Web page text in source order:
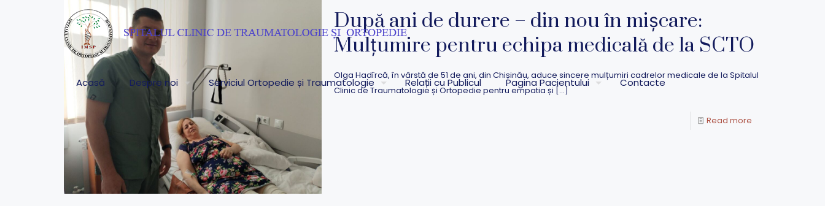
Acasă Despre noi Serviciul Ortopedie și Traumatologie Relații cu Publicul Pagina Pacientului Contacte
După ani de durere – din nou în mișcare:
Mulțumire pentru echipa medicală de la SCTO
Olga Hadîrcă, în vârstă de 51 de ani, din Chișinău, aduce sincere mulțumiri cadrelor medicale de la Spitalul
Clinic de Traumatologie și Ortopedie pentru empatia și […]
Read more